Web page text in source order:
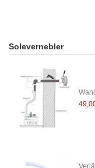
Solevernebler
49,00 €